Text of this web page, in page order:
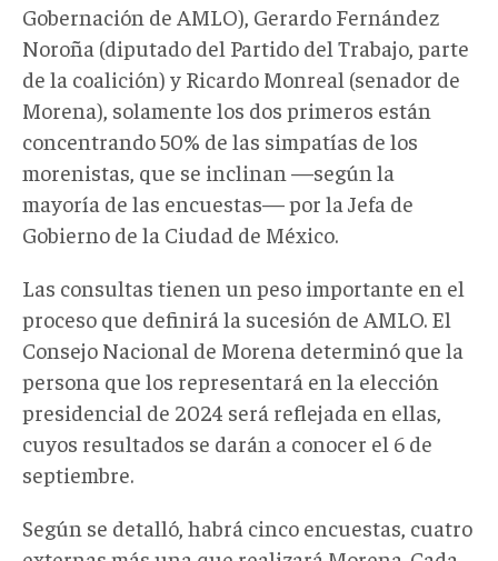
Gobernación de AMLO), Gerardo Fernández
Noroña (diputado del Partido del Trabajo, parte
de la coalición) y Ricardo Monreal (senador de
Morena), solamente los dos primeros están
concentrando 50% de las simpatías de los
morenistas, que se inclinan —según la
mayoría de las encuestas— por la Jefa de
Gobierno de la Ciudad de México.
Las consultas tienen un peso importante en el
proceso que definirá la sucesión de AMLO. El
Consejo Nacional de Morena determinó que la
persona que los representará en la elección
presidencial de 2024 será reflejada en ellas,
cuyos resultados se darán a conocer el 6 de
septiembre.
Según se detalló, habrá cinco encuestas, cuatro